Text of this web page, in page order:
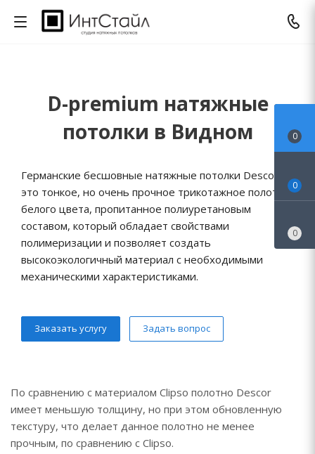
D-premium натяжные
потолки в Видном
Германские бесшовные натяжные потолки Descor -
это тонкое, но очень прочное трикотажное полотно
белого цвета, пропитанное полиуретановым
составом, который обладает свойствами
полимеризации и позволяет создать
высокоэкологичный материал с необходимыми
механическими характеристиками.
Заказать услугу Задать вопрос
По сравнению с материалом Clipso полотно Descor
имеет меньшую толщину, но при этом обновленную
текстуру, что делает данное полотно не менее
прочным, по сравнению с Clipso.
0
0
0